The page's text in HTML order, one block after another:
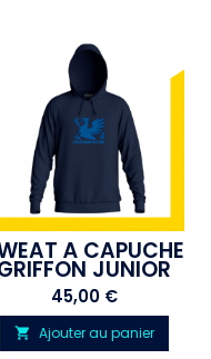
À CAPUCHE
JUNIOR
Prix
45,00 €
 Ajouter au panier